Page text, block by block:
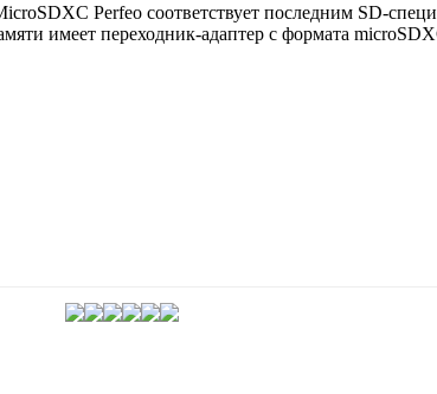
Perfeo соответствует последним SD-
имеет переходник-адаптер с формата